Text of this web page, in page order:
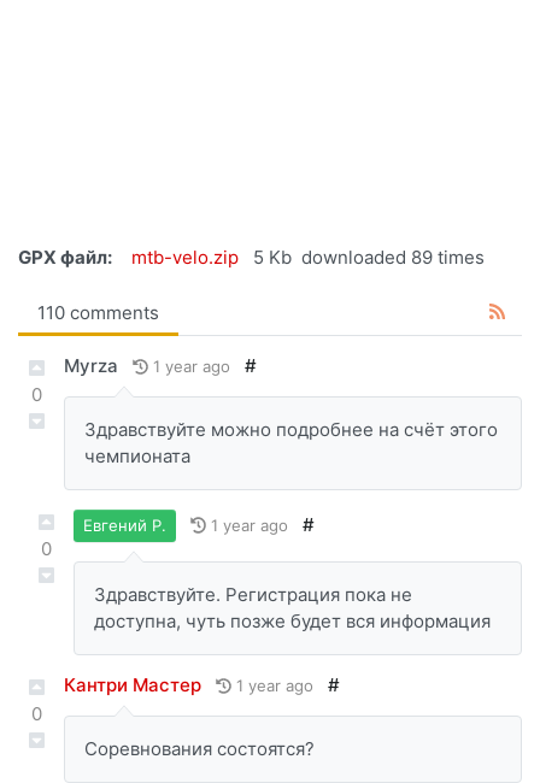
GPX файл: mtb-velo.zip 5 Kb downloaded 89 times
110 comments
0
Myrza 1 year ago #
Здравствуйте можно подробнее на счёт этого
чемпионата
0
Евгений Р. 1 year ago #
Здравствуйте. Регистрация пока не
доступна, чуть позже будет вся информация
0
Кантри Мастер 1 year ago #
Соревнования состоятся?